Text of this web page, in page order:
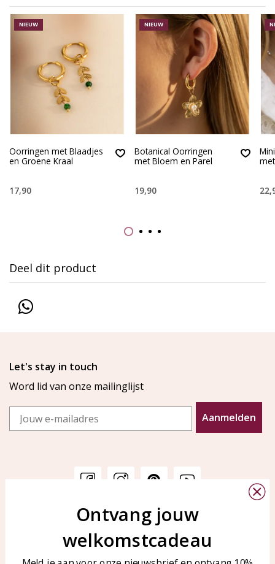
NIEUW
Oorringen met Blaadjes
en Groene Kraal
17,90
NIEUW
Botanical Oorringen
met Bloem en Parel
19,90
Deel dit product
Let's stay in touch
Word lid van onze mailinglijst
Email
Aanmelden
Veelgestelde vragen
Sieraden onderhouden
KAYA Sieraden
Bellen of WhatsApp Ma-Vr
tussen 09:00-17:00
Ontvang jouw
welkomstcadeau